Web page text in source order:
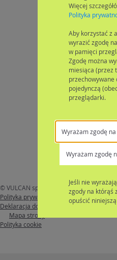
Więcej
Polityka
Aby korzystać z
wyrazić zgodę
w pamięci
Zgodę można
miesiąca (przez
przechowywane
pojedynczą
przeglądarki.
Wyrażam zgodę
Wyrażam zgodę
Jeśli nie
zgody na którąś
opuścić
© VULCAN sp. z o. o. 2026 Nabór
wersja:
Polityka prywatności
Deklaracja dostępności
Mapa strony
Polityka cookie